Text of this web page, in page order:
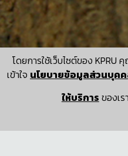
โดยการใช้เว็บไซต์ของ KPRU
เข้าใจ นโยบายข้อมูลส่วนบุคค
ให้บริการ ของเรา